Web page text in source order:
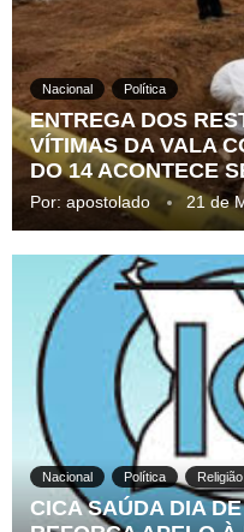
Nacional Política
ENTREGA DOS
VÍTIMAS DA VALA
DO 14 ACONTECE
Por: apostolado 21 de
Nacional Política Religião
CICA SAÚDA DIA